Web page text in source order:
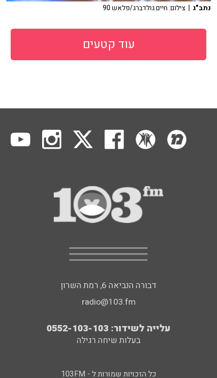
נתב"ג | צילום: חיים גולדברג/פלאש 90
עוד קטעים
דבורה הנביאה 6, רמת השרון
radio@103.fm
עלייה לשידור: 0552-103-103
בעלות שיחה רגילה
כל הזכויות שמורות ל - 103FM